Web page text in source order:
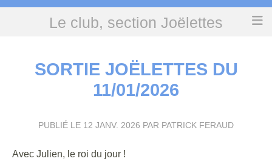
Le club, section Joëlettes
Sortie Joëlettes du 11/01/2026
SORTIE JOËLETTES DU
11/01/2026
PUBLIÉ LE 12 JANV. 2026 PAR PATRICK FERAUD
Avec Julien, le roi du jour !